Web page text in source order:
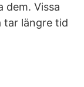
dem. Vissa
tar längre tid